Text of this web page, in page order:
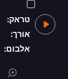
טראק:
אורך:
אלבום: